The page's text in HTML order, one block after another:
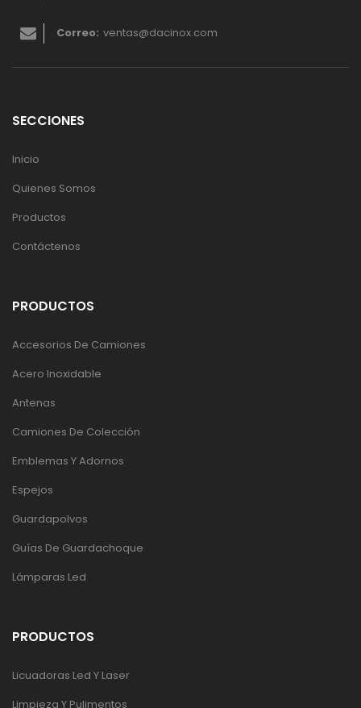
Correo: ventas@dacinox.com
SECCIONES
Inicio
Quienes Somos
Productos
Contáctenos
PRODUCTOS
Accesorios De Camiones
Acero Inoxidable
Antenas
Camiones De Colección
Emblemas Y Adornos
Espejos
Guardapolvos
Guías De Guardachoque
Lámparas Led
PRODUCTOS
Licuadoras Led Y Laser
Limpieza Y Pulimentos